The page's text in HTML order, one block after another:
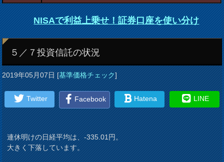
NISAで利益上乗せ！証券口座を使い分け
５／７投資信託の状況
2019年05月07日[基準価格チェック]
Twitter Facebook Hatena LINE
連休明けの日経平均は、-335.01円。
大きく下落しています。